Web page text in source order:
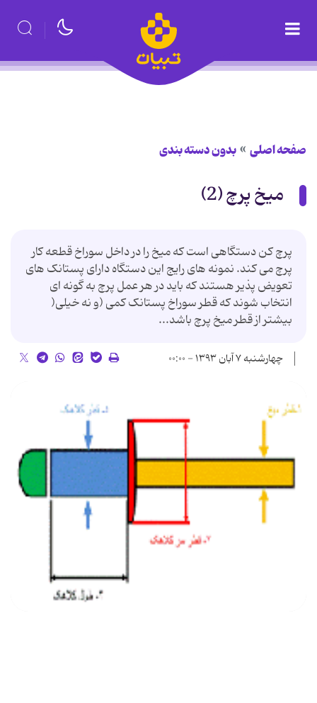
صفحه اصلی بدون دسته بندی
میخ پرچ (2)
پرچ کن دستگاهی است که میخ را در داخل سوراخ قطعه کار
پرچ می کند. نمونه های رایج این دستگاه دارای پستانک های
تعویض پذیر هستند که باید در هر عمل پرچ به گونه ای
انتخاب شوند که قطر سوراخ پستانک کمی (و نه خیلی(
بیشتر از قطر میخ پرچ باشد...
چهارشنبه ۷ آبان ۱۳۹۳ - ۰۰:۰۰